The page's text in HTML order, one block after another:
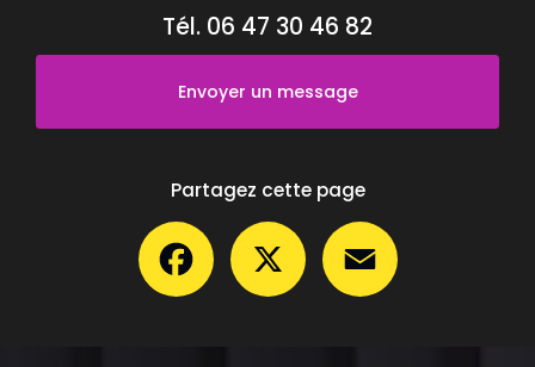
Tél. 06 47 30 46 82
Envoyer un message
Partagez cette page
Facebook